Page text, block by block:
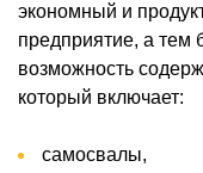
экономный и
предприятие, а тем
возможность
который включает:
самосвалы,